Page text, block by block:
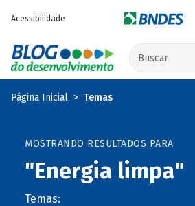
Acessibilidade
Buscar no site
Página Inicial Temas
MOSTRANDO RESULTADOS PARA
"Energia limpa"
Temas: